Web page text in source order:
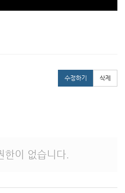
수정하기 삭제
한이 없습니다.